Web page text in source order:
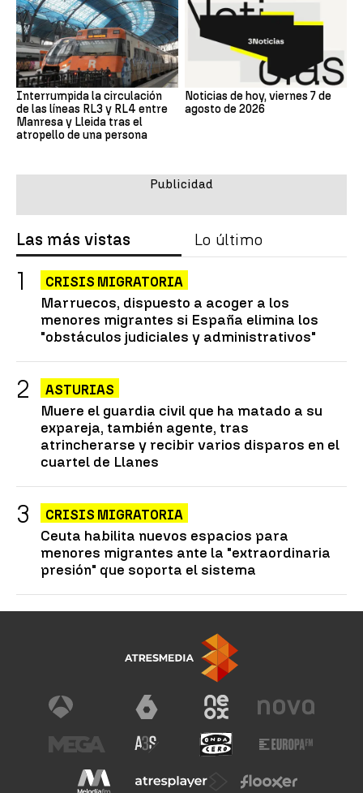
Interrumpida la circulación
de las líneas RL3 y RL4 entre
Manresa y Lleida tras el
atropello de una persona
Noticias de hoy, viernes 7 de
agosto de 2026
Las más vistas Lo último
CRISIS MIGRATORIA
Marruecos, dispuesto a acoger a los
menores migrantes si España elimina los
"obstáculos judiciales y administrativos"
ASTURIAS
Muere el guardia civil que ha matado a su
expareja, también agente, tras
atrincherarse y recibir varios disparos en el
cuartel de Llanes
CRISIS MIGRATORIA
Ceuta habilita nuevos espacios para
menores migrantes ante la "extraordinaria
presión" que soporta el sistema